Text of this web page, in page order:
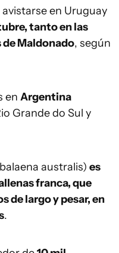
en Uruguay
tanto en las
de Maldonado, según
en Argentina
Grande do Sul y
australis) es
franca, que
de largo y pesar, en
.